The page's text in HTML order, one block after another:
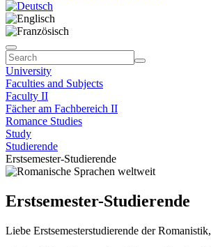
University
Faculties and Subjects
Faculty II
Fächer am Fachbereich II
Romance Studies
Study
Studierende
Erstsemester-Studierende
Erstsemester-Studierende
Liebe Erstsemesterstudierende der Romanistik,